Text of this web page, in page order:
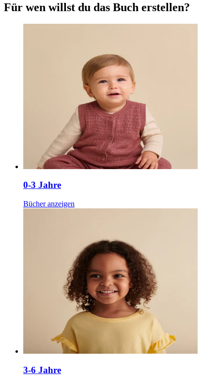
Für wen willst du das Buch erstellen?
0-3 Jahre
Bücher anzeigen
3-6 Jahre